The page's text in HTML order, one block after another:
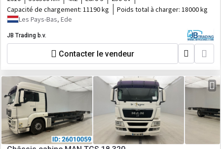
Capacité de chargement: 11190 kg Poids total à charger: 18000 kg
Les Pays-Bas, Ede
JB Trading b.v.
Contacter le vendeur